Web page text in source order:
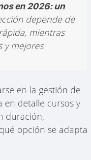
en 2026: un
depende de
mientras
y mejores
en la gestión de
en detalle cursos y
duración,
opción se adapta